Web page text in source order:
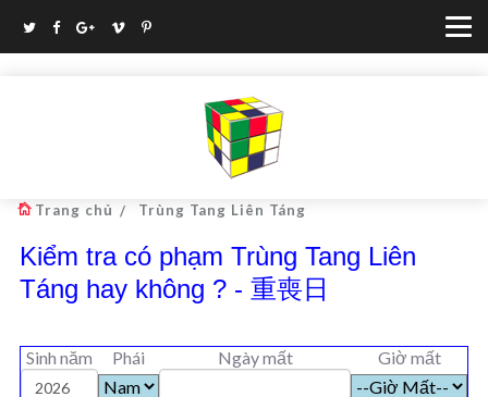
Trang chủ Trùng Tang Liên Táng
Kiểm tra có phạm Trùng Tang Liên
Táng hay không ? - 重喪日
Sinh năm Phái Ngày mất Giờ mất